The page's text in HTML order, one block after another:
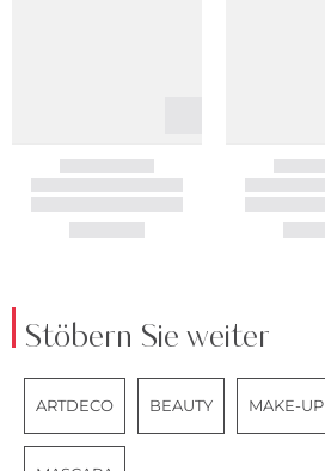
Stöbern Sie weiter
ARTDECO BEAUTY MAKE-UP